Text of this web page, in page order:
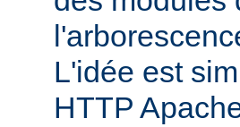
L'idée est
HTTP